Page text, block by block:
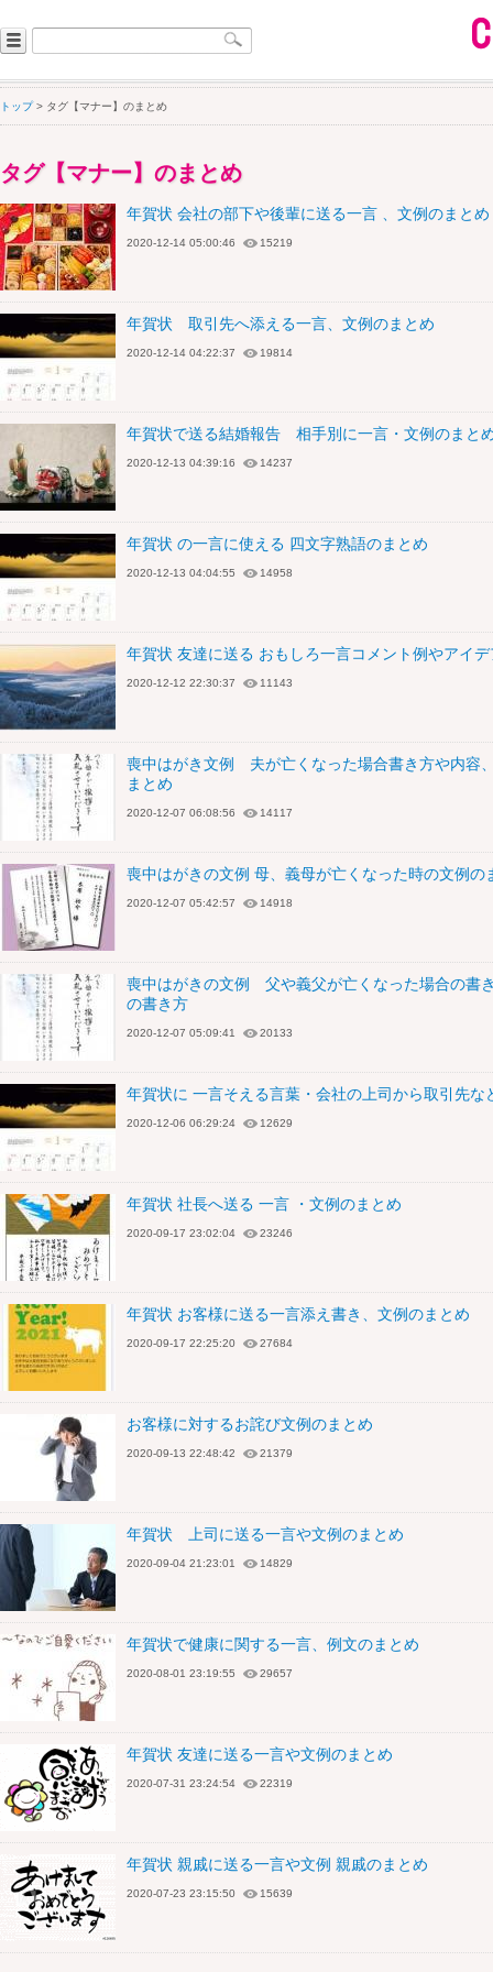
トップ> タグ【マナー】のまとめ
タグ【マナー】のまとめ
年賀状 会社の部下や後輩に送る一言 、文例のまとめ
2020-12-14 05:00:46 15219
年賀状 取引先へ添える一言、文例のまとめ
2020-12-14 04:22:37 19814
年賀状で送る結婚報告 相手別に一言・文例のまと
2020-12-13 04:39:16 14237
年賀状 の一言に使える 四文字熟語のまとめ
2020-12-13 04:04:55 14958
年賀状 友達に送る おもしろ一言コメント例やアイ
2020-12-12 22:30:37 11143
喪中はがき文例 夫が亡くなった場合書き方や内容
まとめ
2020-12-07 06:08:56 14117
喪中はがきの文例 母、義母が亡くなった時の文例の
2020-12-07 05:42:57 14918
喪中はがきの文例 父や義父が亡くなった場合の書
の書き方
2020-12-07 05:09:41 20133
年賀状に 一言そえる言葉・会社の上司から取引先な
2020-12-06 06:29:24 12629
年賀状 社長へ送る 一言 ・文例のまとめ
2020-09-17 23:02:04 23246
年賀状 お客様に送る一言添え書き、文例のまとめ
2020-09-17 22:25:20 27684
お客様に対するお詫び文例のまとめ
2020-09-13 22:48:42 21379
年賀状 上司に送る一言や文例のまとめ
2020-09-04 21:23:01 14829
年賀状で健康に関する一言、例文のまとめ
2020-08-01 23:19:55 29657
年賀状 友達に送る一言や文例のまとめ
2020-07-31 23:24:54 22319
年賀状 親戚に送る一言や文例 親戚のまとめ
2020-07-23 23:15:50 15639